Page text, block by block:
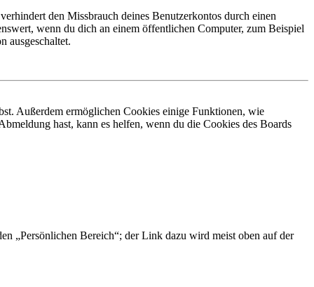
den Missbrauch deines Benutzerkontos durch einen
wenn du dich an einem öffentlichen Computer, zum Beispiel
ausgeschaltet.
Außerdem ermöglichen Cookies einige Funktionen, wie
hast, kann es helfen, wenn du die Cookies des Boards
„Persönlichen Bereich“; der Link dazu wird meist oben auf der